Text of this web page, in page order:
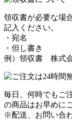
領収書が必要な場
記入ください。
・宛名
・但し書き
例）領収書 株式
毎日、何時でもご
の商品はお早めに
※配送、お問い合